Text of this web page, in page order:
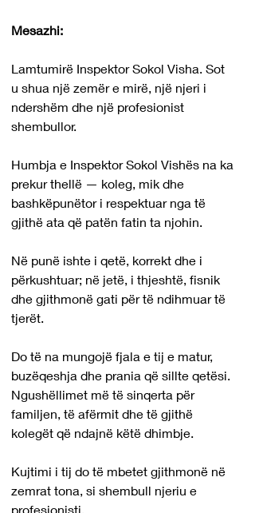
Mesazhi:
Lamtumirë Inspektor Sokol Visha. Sot
u shua një zemër e mirë, një njeri i
ndershëm dhe një profesionist
shembullor.
Humbja e Inspektor Sokol Vishës na ka
prekur thellë — koleg, mik dhe
bashkëpunëtor i respektuar nga të
gjithë ata që patën fatin ta njohin.
Në punë ishte i qetë, korrekt dhe i
përkushtuar; në jetë, i thjeshtë, fisnik
dhe gjithmonë gati për të ndihmuar të
tjerët.
Do të na mungojë fjala e tij e matur,
buzëqeshja dhe prania që sillte qetësi.
Ngushëllimet më të sinqerta për
familjen, të afërmit dhe të gjithë
kolegët që ndajnë këtë dhimbje.
Kujtimi i tij do të mbetet gjithmonë në
zemrat tona, si shembull njeriu e
profesionisti.